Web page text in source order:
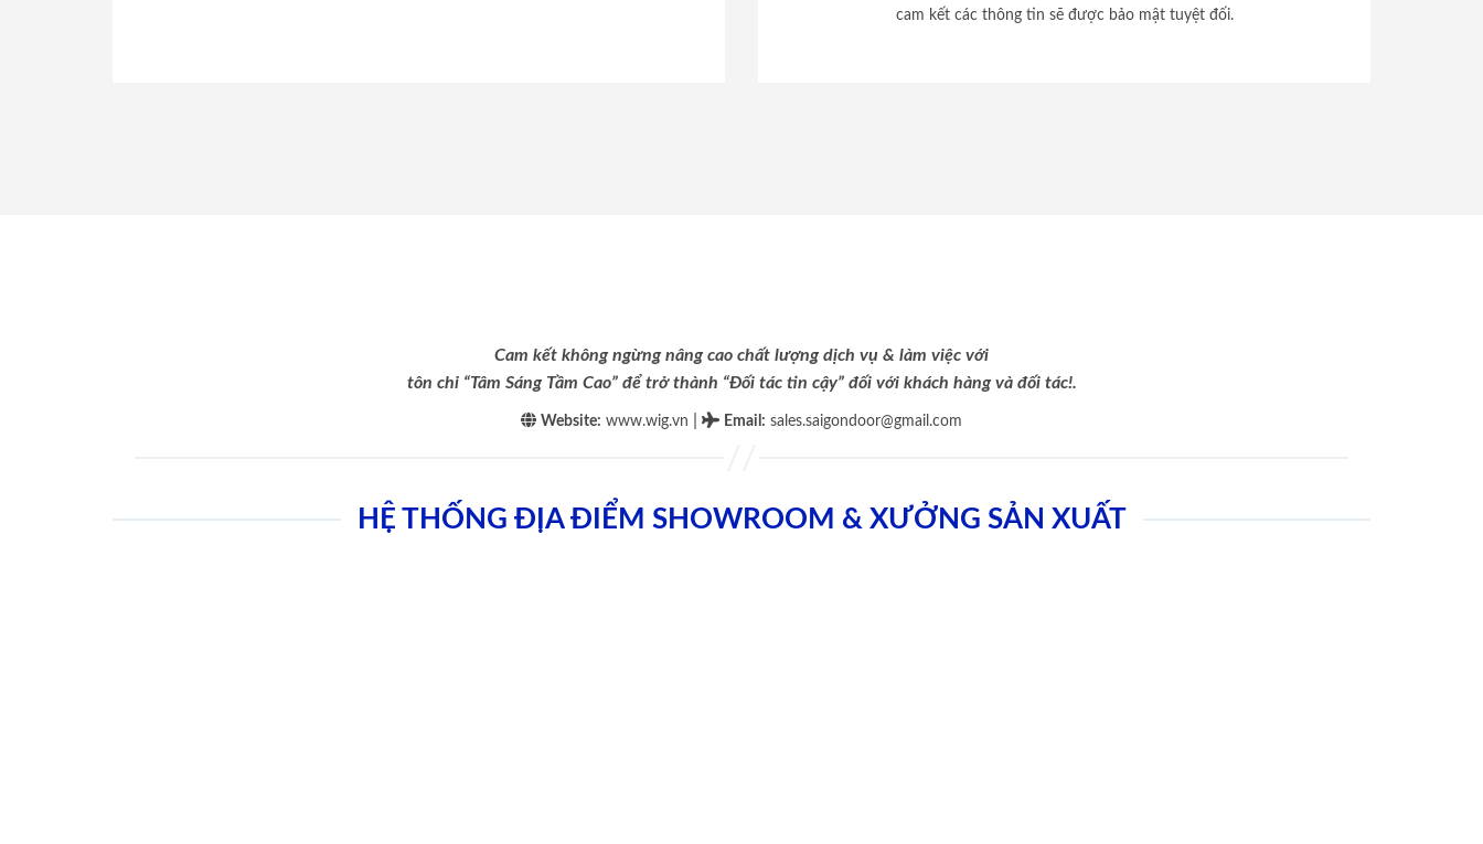
cam kết các thông tin sẽ được bảo mật tuyệt đối.
Cam kết không ngừng nâng cao chất lượng dịch vụ & làm việc với
tôn chỉ “Tâm Sáng Tầm Cao” để trở thành “Đối tác tin cậy” đối với khách hàng và đối tác!.
Website: www.wig.vn Email : sales.saigondoor@gmail.com
HỆ THỐNG ĐỊA ĐIỂM SHOWROOM & XƯỞNG SẢN XUẤT